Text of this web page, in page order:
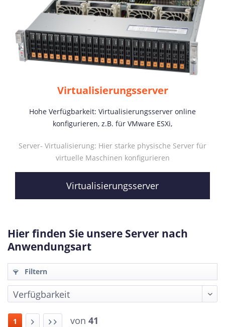
Virtualisierungsserver
Hohe Verfügbarkeit: Virtualisierungsserver online
konfigurieren, z.B. für VMware ESXi,
Server- Virtualisierung: Hier starke physische Server für
virtuelle Maschinen konfigurieren
Virtualisierungsserver
Hier finden Sie unsere Server nach
Anwendungsart
Filtern
1 von 41